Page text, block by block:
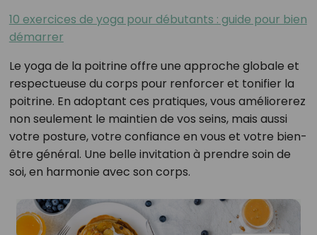
10 exercices de yoga pour débutants : guide pour bien
démarrer
Le yoga de la poitrine offre une approche globale et
respectueuse du corps pour renforcer et tonifier la
poitrine. En adoptant ces pratiques, vous améliorerez
non seulement le maintien de vos seins, mais aussi
votre posture, votre confiance en vous et votre bien-
être général. Une belle invitation à prendre soin de
soi, en harmonie avec son corps.